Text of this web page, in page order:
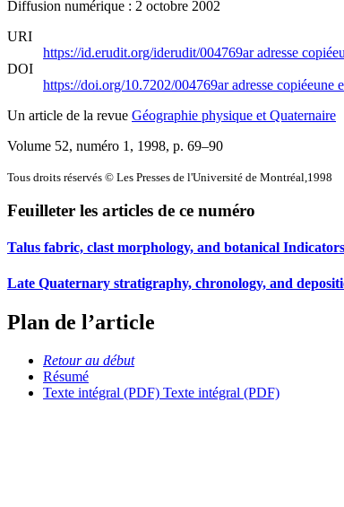
Diffusion numérique : 2 octobre 2002
URI
https://id.erudit.org/iderudit/004769aradresse copiée
DOI
https://doi.org/10.7202/004769aradresse copiéeune
Un article de la revue Géographie physique et Quaternaire
Volume 52, numéro 1, 1998, p. 69–90
Tous droits réservés © Les Presses de l'Université de Montréal,1998
Feuilleter les articles de ce numéro
Talus fabric, clast morphology, and botanical
Late Quaternary stratigraphy, chronology, and
Plan de l’article
Retour au début
Résumé
Texte intégral (PDF) Texte intégral (PDF)